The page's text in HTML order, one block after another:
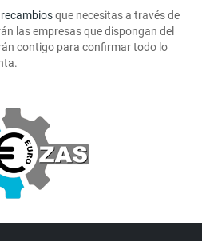
que necesitas a través de
las empresas que dispongan del
contigo para confirmar todo lo